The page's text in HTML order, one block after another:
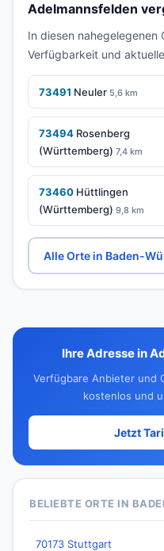
Adelmannsfelden
In diesen nahegelegenen
Verfügbarkeit und
73491 Neuler 5,6 km
73494 Rosenberg
(Württemberg) 7,4 km
73460 Hüttlingen
(Württemberg) 9,8 km
Alle Orte in Baden-
Ihre Adresse in
Verfügbare Anbieter und
kostenlos und
Jetzt
BELIEBTE ORTE IN
70173 Stuttgart